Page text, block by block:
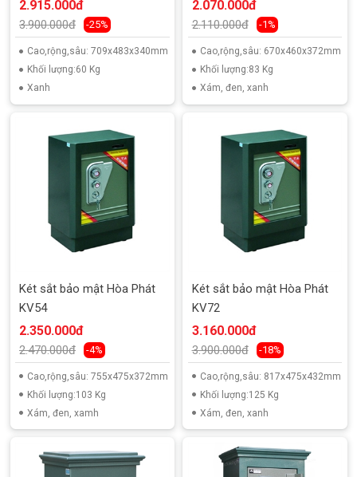
2.915.000đ
3.900.000đ -25%
Cao,rộng,sâu: 709x483x340mm
Khối lượng:60 Kg
Xanh
2.070.000đ
2.110.000đ -1%
Cao,rộng,sâu: 670x460x372mm
Khối lượng:83 Kg
Xám, đen, xanh
Két sắt bảo mật Hòa Phát
KV54
2.350.000đ
2.470.000đ -4%
Cao,rộng,sâu: 755x475x372mm
Khối lượng:103 Kg
Xám, đen, xamh
Két sắt bảo mật Hòa Phát
KV72
3.160.000đ
3.900.000đ -18%
Cao,rộng,sâu: 817x475x432mm
Khối lượng:125 Kg
Xám, đen, xanh